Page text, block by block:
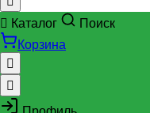
Каталог
Поиск
Корзина